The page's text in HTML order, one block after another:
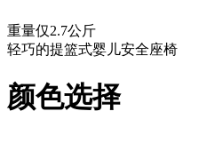
重量仅2.7公斤
轻巧的提篮式婴儿安全座椅
颜色选择